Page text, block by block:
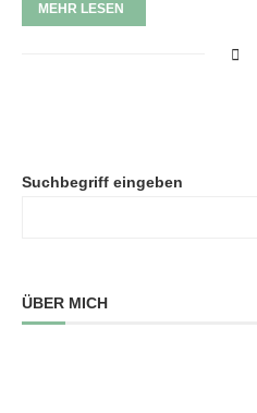
MEHR LESEN
Suchbegriff eingeben
ÜBER MICH